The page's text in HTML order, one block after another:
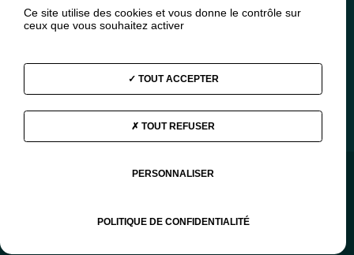
Actualités
FAQ
YoutubeLinkedin
Mentions légales
Ce site utilise des cookies et vous donne le contrôle sur
ceux que vous souhaitez activer
TOUT ACCEPTER
TOUT REFUSER
PERSONNALISER
POLITIQUE DE CONFIDENTIALITÉ